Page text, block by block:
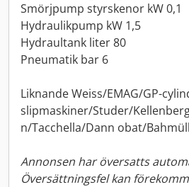
Smörjpump styrskenor kW 0,1
Hydraulikpump kW 1,5
Hydraultank liter 80
Pneumatik bar 6
Liknande Weiss/EMAG/GP-
slipmaskiner/Studer/
n/Tacchella/Dann obat/
Annonsen har översatts
Översättningsfel kan